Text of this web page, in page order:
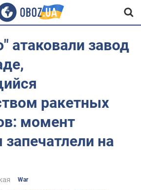
атаковали завод
ракетных
момент
на
War